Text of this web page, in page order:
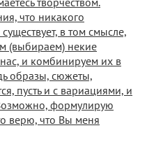
что никакого
в том смысле,
(выбираем) некие
и комбинируем их в
образы, сюжеты,
пусть и с вариациями, и
формулирую
верю, что Вы меня